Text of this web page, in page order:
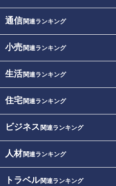
通信関連ランキング
小売関連ランキング
生活関連ランキング
住宅関連ランキング
ビジネス 関連ランキング
人材関連ランキング
トラベル関連ランキング